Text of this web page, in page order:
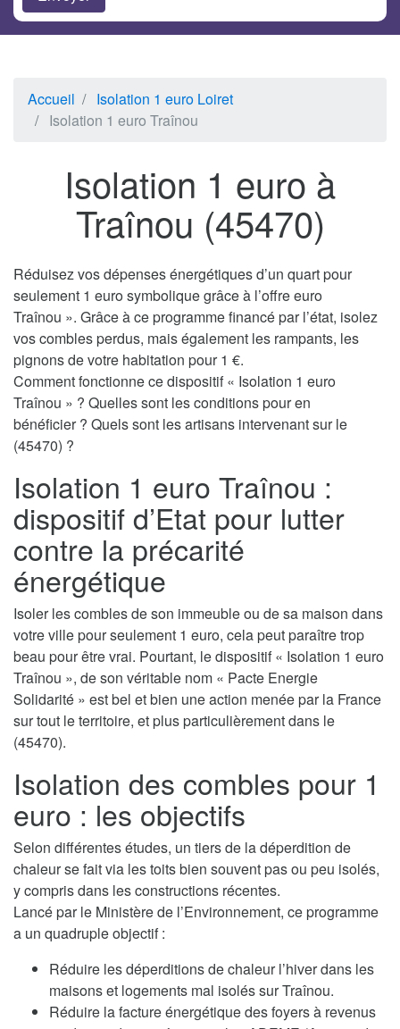
Accueil
Isolation 1 euro Loiret
Isolation 1 euro Traînou
Isolation 1 euro à
Traînou (45470)
Réduisez vos dépenses énergétiques d’un quart pour
seulement 1 euro symbolique grâce à l’offre euro
Traînou ». Grâce à ce programme financé par l’état, isolez
vos combles perdus, mais également les rampants, les
pignons de votre habitation pour 1 €.
Comment fonctionne ce dispositif « Isolation 1 euro
Traînou » ? Quelles sont les conditions pour en
bénéficier ? Quels sont les artisans intervenant sur le
(45470) ?
Isolation 1 euro Traînou :
dispositif d’Etat pour lutter
contre la précarité
énergétique
Isoler les combles de son immeuble ou de sa maison dans
votre ville pour seulement 1 euro, cela peut paraître trop
beau pour être vrai. Pourtant, le dispositif « Isolation 1 euro
Traînou », de son véritable nom « Pacte Energie
Solidarité » est bel et bien une action menée par la France
sur tout le territoire, et plus particulièrement dans le
(45470).
Isolation des combles pour 1
euro : les objectifs
Selon différentes études, un tiers de la déperdition de
chaleur se fait via les toits bien souvent pas ou peu isolés,
y compris dans les constructions récentes.
Lancé par le Ministère de l’Environnement, ce programme
a un quadruple objectif :
Réduire les déperditions de chaleur l’hiver dans les
maisons et logements mal isolés sur Traînou.
Réduire la facture énergétique des foyers à revenus